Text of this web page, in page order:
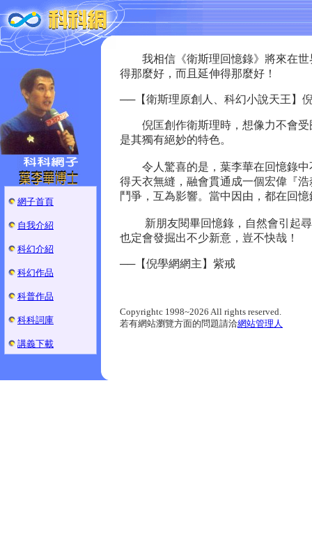
網子首頁
自我介紹
科幻介紹
科幻作品
科普作品
科科詞庫
講義下載
我相信《衛斯理回憶錄》將來在世
得那麼好，而且延伸得那麼好！
──【衛斯理原創人、科幻小說天王】
倪匡創作衛斯理時，想像力不會受
是其獨有絕妙的特色。
令人驚喜的是，葉李華在回憶錄中
得天衣無縫，融會貫通成一個宏偉『
鬥爭，互為影響。當中因由，都在回
新朋友閱畢回憶錄，自然會引起尋
也定會發掘出不少新意，豈不快哉！
──【倪學網網主】紫戒
Copyrightc 1998~2026 All rights reserved.
若有網站瀏覽方面的問題請洽網站管理人